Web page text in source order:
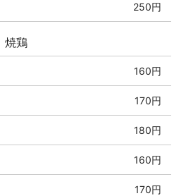
250円
焼鶏
160円
170円
180円
160円
170円